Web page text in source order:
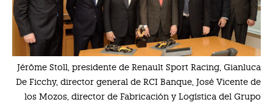
Jérôme Stoll, presidente de Renault Sport Racing, Gianluca
De Ficchy, director general de RCI Banque, José Vicente de
los Mozos, director de Fabricación y Logística del Grupo